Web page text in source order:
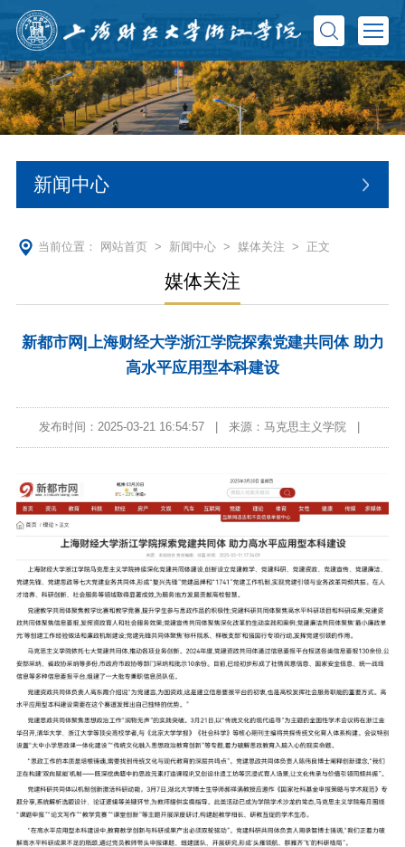
新闻中心
当前位置： 网站首页> 新闻中心> 媒体关注 > 正文
媒体关注
新都市网|上海财经大学浙江学院探索党建共同体 助力
高水平应用型本科建设
发布时间：2025-03-21 16:54:57| 来源：马克思主义学院|